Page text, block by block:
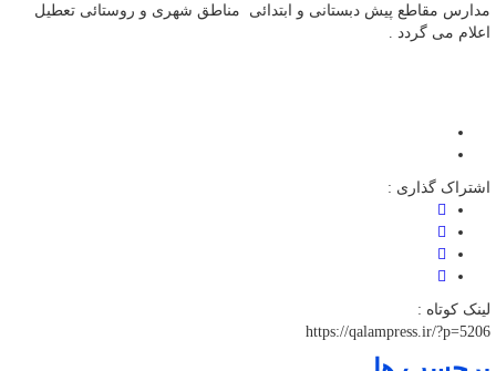
مدارس مقاطع پیش دبستانی و ابتدائی مناطق شهری و روستائی تعطیل
اعلام می گردد .
اشتراک گذاری :
لینک کوتاه :
https://qalampress.ir/?p=5206